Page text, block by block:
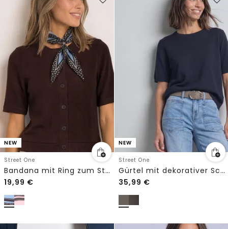
NEW
Street One
Bandana mit Ring zum Stylen
19,99 €
NEW
Street One
Gürtel mit dekorativer Schnalle
35,99 €